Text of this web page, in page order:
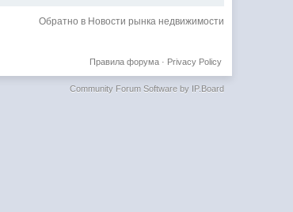
Обратно в Новости рынка недвижимости
Privacy Policy
Правила форума·
Community Forum Software by IP.Board